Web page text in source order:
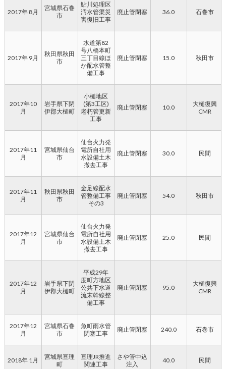
2017年 8月
宮城県石巻
市
鮎川処理区
汚水管渠災
害復旧工事
廃止管閉塞 36.0 石巻市
2017年 9月
秋田県秋田
市
水道第82
号八橋本町
三丁目線ほ
か配水管整
備工事
廃止管閉塞 15.0 秋田市
2017年10
月
岩手県下閉
伊郡大槌町
小槌地区
(第3工区)
老朽管更新
工事
廃止管閉塞 10.0
大槌復興
CMR
2017年11
月
宮城県仙台
市
仙台火力発
電所自社用
水設備土木
撤去工事
廃止管閉塞 30.0 民間
2017年11
月
秋田県秋田
市
金足線配水
管整備工事
その3
廃止管閉塞 54.0 秋田市
2017年12
月
宮城県仙台
市
仙台火力発
電所自社用
水設備土木
撤去工事
廃止管閉塞 25.0 民間
2017年12
月
岩手県下閉
伊郡大槌町
平成29年
度町方地区
公共下水道
流末幹線整
備工事
廃止管閉塞 95.0
大槌復興
CMR
2017年12
月
宮城県石巻
市
魚町雨水管
閉塞工事
廃止管閉塞 240.0 石巻市
2018年 1月
宮城県亘理
町
亘理JR推進
関連工事
さや管中込
注入
40.0 民間